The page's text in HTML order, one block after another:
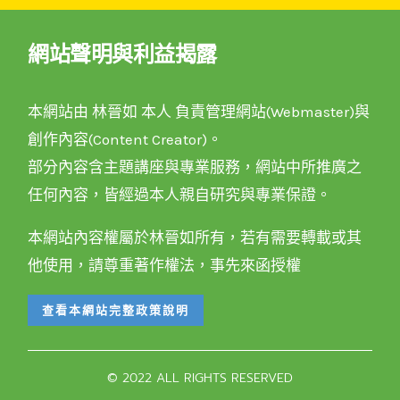
網站聲明與利益揭露
本網站由 林晉如 本人 負責管理網站(Webmaster)與
創作內容(Content Creator)。
部分內容含主題講座與專業服務，網站中所推廣之
任何內容，皆經過本人親自研究與專業保證。
本網站內容權屬於林晉如所有，若有需要轉載或其
他使用，請尊重著作權法，事先來函授權
查看本網站完整政策說明
© 2022 ALL RIGHTS RESERVED​